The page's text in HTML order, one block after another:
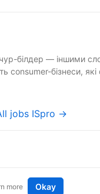
білдер — іншими
consumer-бізнеси,
jobs ISpro →
an idea Remote
more Okay